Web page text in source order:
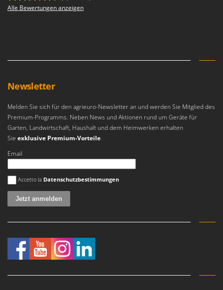
Zomax
Alle Bewertungen anzeigen
Newsletter
Melden Sie sich für den agrieuro-Newsletter an und werden Sie Mitglied des
Premium-Programms. Neben News und Aktionen rund um Geräte für
Garten, Landwirtschaft, Haushalt und dem Heimwerken erhalten
Sie exklusive Premium-Vorteile.
Email
Es ist ein Fehler aufgetreten
Accetto la Datenschutzbestimmungen